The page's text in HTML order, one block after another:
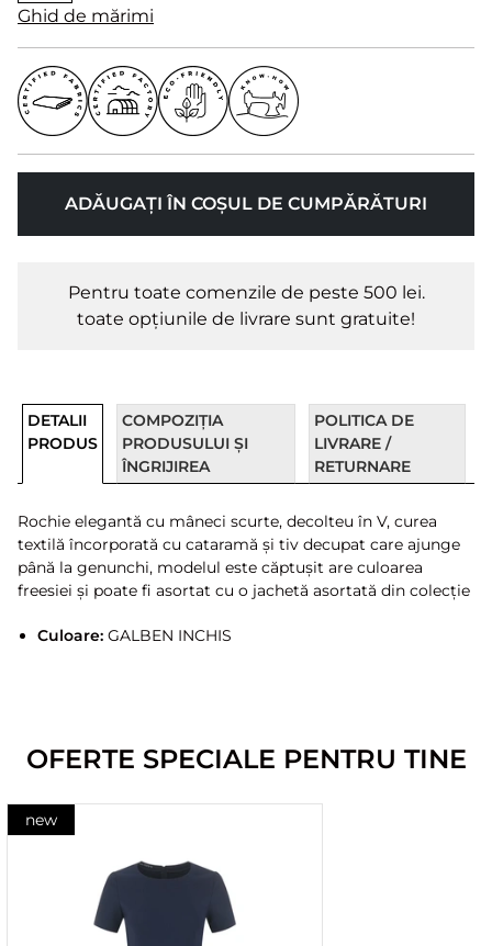
Ghid de mărimi
ADĂUGAȚI ÎN COȘUL DE CUMPĂRĂTURI
Pentru toate comenzile de peste 500 lei.
toate opțiunile de livrare sunt gratuite!
DETALII
PRODUS
COMPOZIȚIA
PRODUSULUI ȘI
ÎNGRIJIREA
POLITICA DE
LIVRARE /
RETURNARE
Rochie elegantă cu mâneci scurte, decolteu în V, curea
textilă încorporată cu cataramă și tiv decupat care ajunge
până la genunchi, modelul este căptușit are culoarea
freesiei și poate fi asortat cu o jachetă asortată din colecție
Culoare:GALBEN INCHIS
OFERTE SPECIALE PENTRU TINE
new